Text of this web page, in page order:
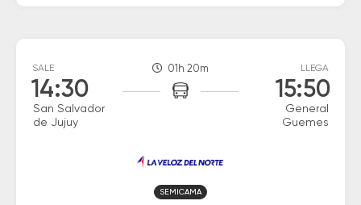
SALE
14:30
San Salvador
de Jujuy
01h 20m LLEGA
15:50
General
Guemes
SEMICAMA